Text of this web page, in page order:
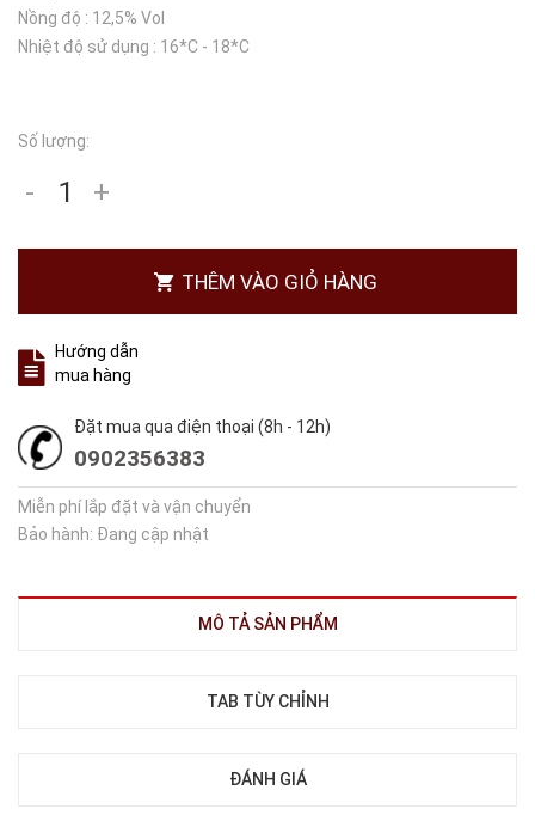
Nồng độ : 12,5% Vol
Nhiệt độ sử dụng : 16*C - 18*C
Số lượng:
- +
THÊM VÀO GIỎ HÀNG
Hướng dẫn
mua hàng
Đặt mua qua điện thoại (8h - 12h)
0902356383
Miễn phí lắp đặt và vận chuyển
Bảo hành: Đang cập nhật
MÔ TẢ SẢN PHẨM
TAB TÙY CHỈNH
ĐÁNH GIÁ